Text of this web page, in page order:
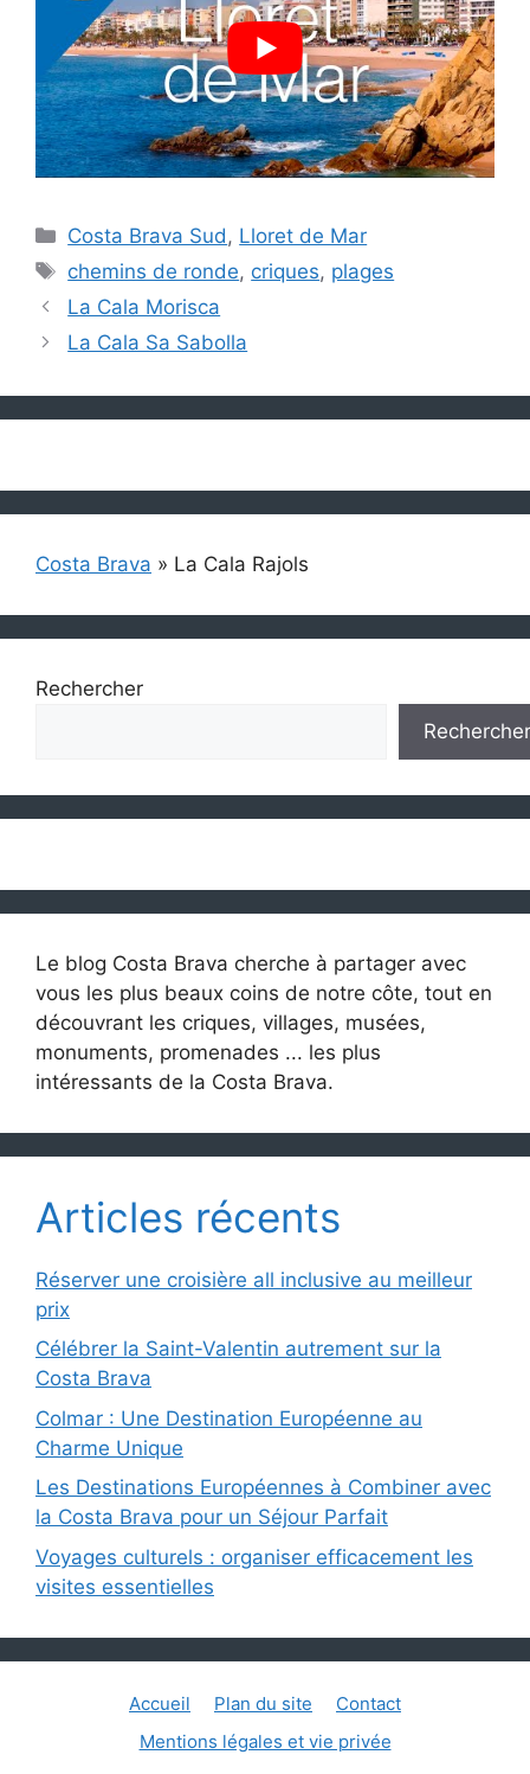
Catégories
Costa Brava Sud , Lloret de Mar
Étiquettes
chemins de ronde, criques, plages
La Cala Morisca
La Cala Sa Sabolla
Costa Brava » La Cala Rajols
Rechercher
Rechercher
Le blog Costa Brava cherche à partager avec
vous les plus beaux coins de notre côte, tout en
découvrant les criques, villages, musées,
monuments, promenades ... les plus
intéressants de la Costa Brava.
Articles récents
Réserver une croisière all inclusive au meilleur
prix
Célébrer la Saint-Valentin autrement sur la
Costa Brava
Colmar : Une Destination Européenne au
Charme Unique
Les Destinations Européennes à Combiner avec
la Costa Brava pour un Séjour Parfait
Voyages culturels : organiser efficacement les
visites essentielles
Accueil Plan du site
Contact
Mentions légales et vie privée